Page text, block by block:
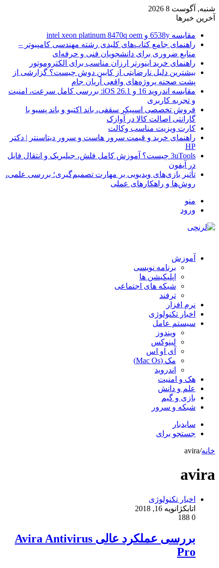
شنبه, آگوست 8 2026
آخرین خبرها
مقایسه 6538y و intel xeon platinum 8470q oem
راهنمای جامع کتاب‌های کلیدی رشته مهندسی کامپیوتر –
منابع ضروری برای دانشجویان فنی و حرفه‌ای
راهنمای خرید اینورتر ارزان مناسب برای الکتروموتور
بیشترین دلیل نارضایتی از کابین دوش چیست؟ گزارشی از
پشت صحنه پروژه‌های واقعی آریان جام
مقایسه اندروید 16 و iOS 26.1: بررسی کامل سرعت، امنیت
و تجربه کاربری
فروش تخصصی اسپیکر سقفی، باند اکتیو و باند پسیو با
گارانتی اصالت کالا در آوازک
کارت ویزیت مناسب وکالت
راهنمای خرید و قیمت سرور هاست و سرور دیتاسنتر | دکتر
HP
3uTools چیست؟ آموزش کامل فلش، جیلبریک و انتقال فایل
در آیفون
تأثیر بازی‌های ویدیویی بر مهارت تصمیم‌گیری؛ بررسی علمی،
روش‌ها و راهکارهای عملی
منو
ورود
آموزش
برنامه نویسی
اپلیکیشن ها
شبکه های اجتماعی
ترفند
نرم افزار
اخبار تکنولوژی
سیستم عامل
ویندوز
لینوکس
آی او اس
مک (Mac Os)
اندروید
هک و امنیت
علم و دانش
بازی و گیم
شبکه و سرور
سایدبار
جستجو برای
خانه/
avira
avira
اخبار تکنولوژی
اتابکژانویه 16, 2018
0
بررسی عملکرد عالی Avira Antivirus
Pro